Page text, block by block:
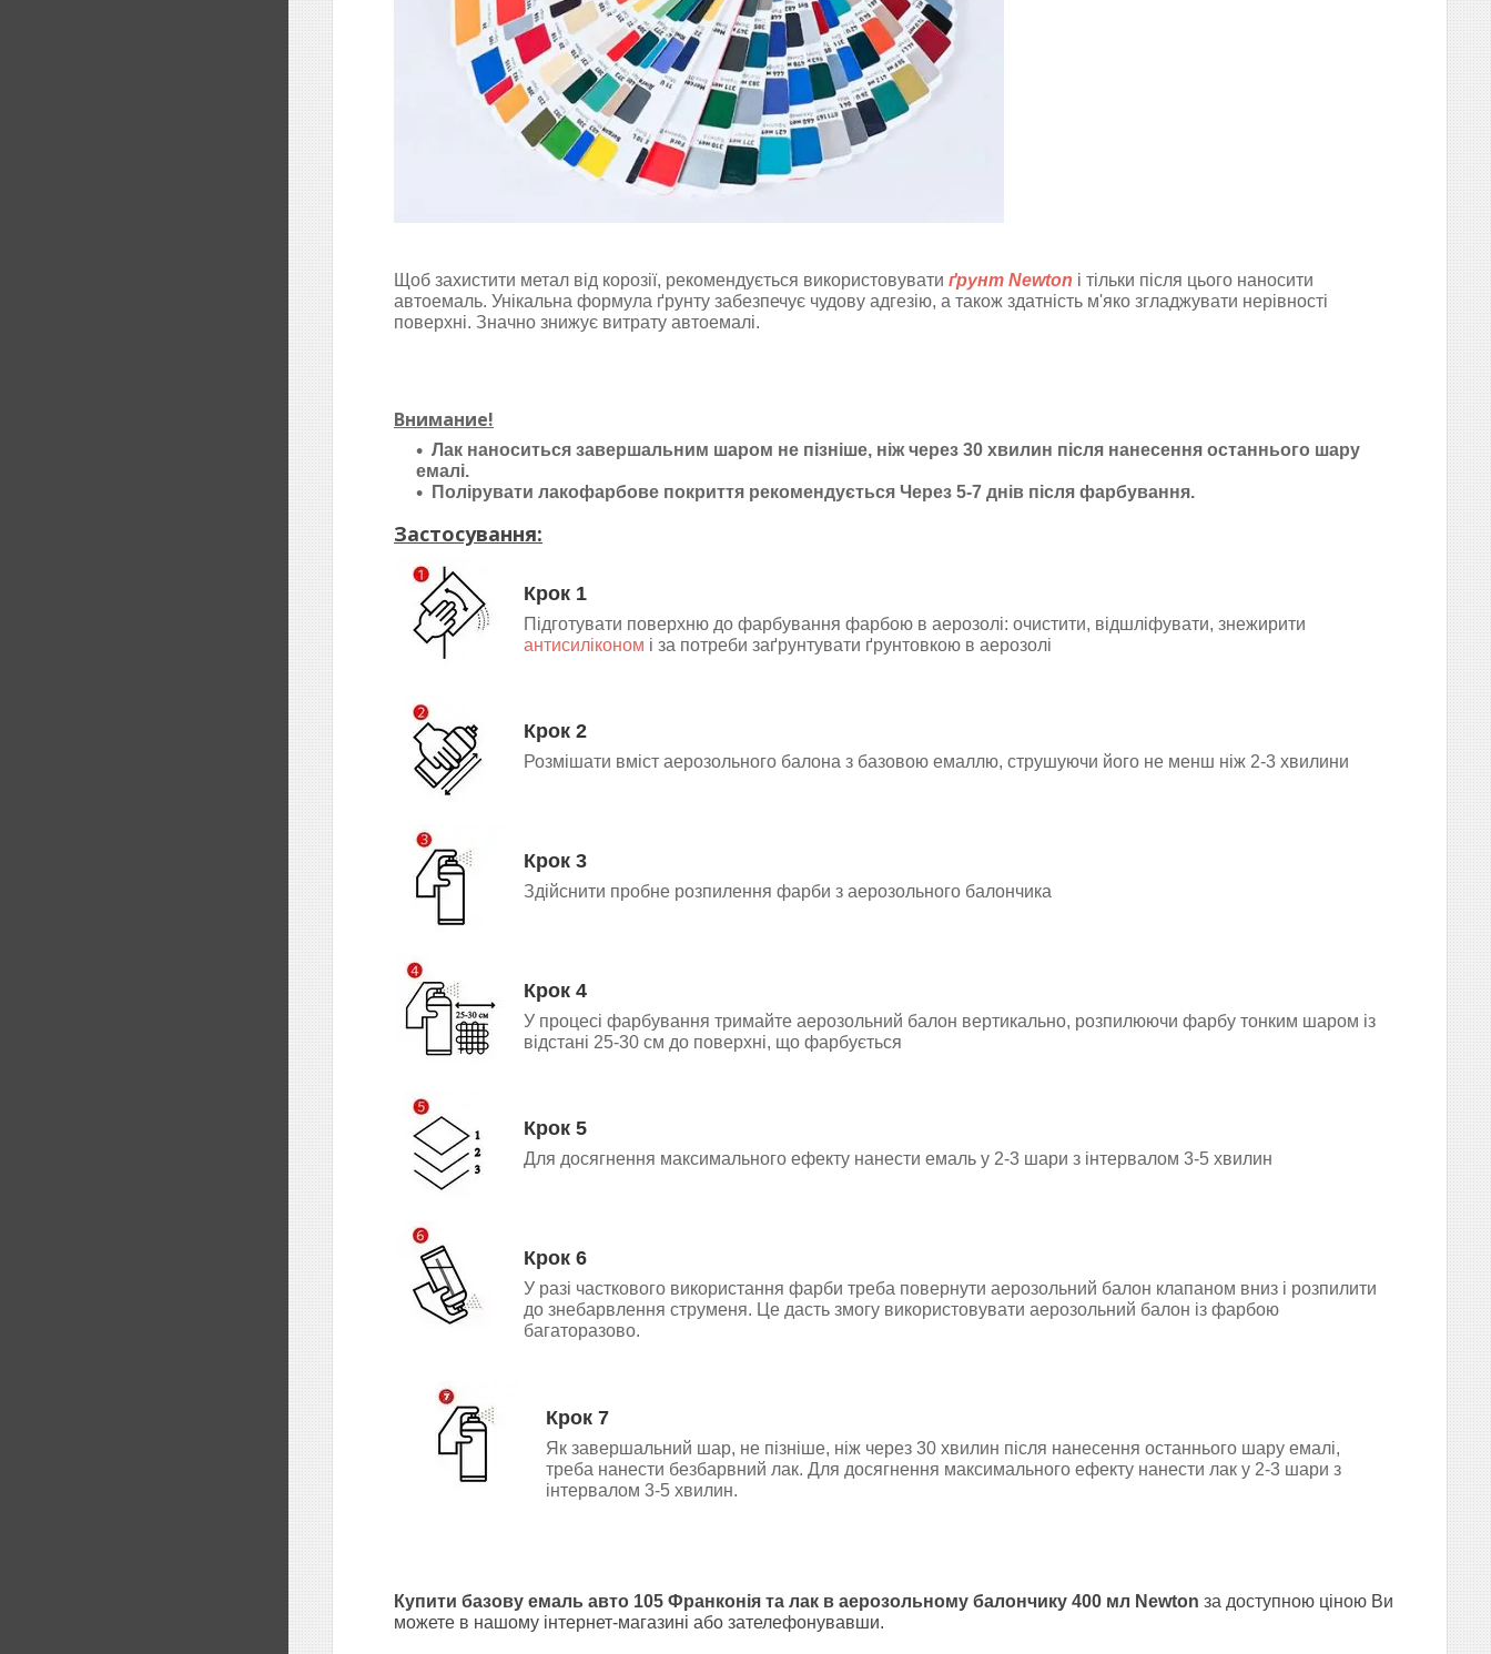
Щоб захистити метал від корозії, рекомендується використовувати ґрунт Newton і тільки після цього наносити
автоемаль. Унікальна формула ґрунту забезпечує чудову адгезію, а також здатність м'яко згладжувати нерівності
поверхні. Значно знижує витрату автоемалі.
Внимание!
Лак наноситься завершальним шаром не пізніше, ніж через 30 хвилин після нанесення останнього шару
емалі.
Полірувати лакофарбове покриття рекомендується Через 5-7 днів після фарбування.
Застосування:
Крок 1
Підготувати поверхню до фарбування фарбою в аерозолі: очистити, відшліфувати, знежирити
антисиліконом і за потреби заґрунтувати ґрунтовкою в аерозолі
Крок 2
Розмішати вміст аерозольного балона з базовою емаллю, струшуючи його не менш ніж 2-3 хвилини
Крок 3
Здійснити пробне розпилення фарби з аерозольного балончика
Крок 4
У процесі фарбування тримайте аерозольний балон вертикально, розпилюючи фарбу тонким шаром із
відстані 25-30 см до поверхні, що фарбується
Крок 5
Для досягнення максимального ефекту нанести емаль у 2-3 шари з інтервалом 3-5 хвилин
Крок 6
У разі часткового використання фарби треба повернути аерозольний балон клапаном вниз і розпилити
до знебарвлення струменя. Це дасть змогу використовувати аерозольний балон із фарбою
багаторазово.
Крок 7
Як завершальний шар, не пізніше, ніж через 30 хвилин після нанесення останнього шару емалі,
треба нанести безбарвний лак. Для досягнення максимального ефекту нанести лак у 2-3 шари з
інтервалом 3-5 хвилин.
Купити базову емаль авто 105 Франконія та лак в аерозольному балончику 400 мл Newton за доступною ціною Ви
можете в нашому інтернет-магазині або зателефонувавши.